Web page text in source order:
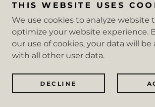
Sicherheitsmaßnahmen;
Kontaktanfragen und
Büro- und
Verwaltung und
Anfragen.
und vorvertragliche
Abs. 1 S. 1 lit. b) DSGVO);
THIS WEBSITE USES
We use cookies to analyze website
optimize your website experience.
our use of cookies, your data will
with all other user data.
DECLINE